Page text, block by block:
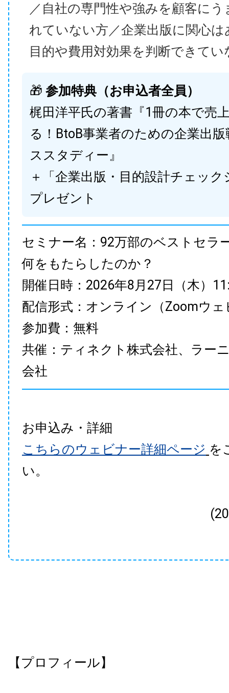
／自社の専門性や強みを顧客に
れていない方／企業出版に関心
目的や費用対効果を判断できてい
🎁 参加特典（お申込者全員）
梶田洋平氏の著書『1冊の本で売
る！BtoB事業者のための企業出
ススタディー』
＋「企業出版・目的設計チェック
プレゼント
セミナー名：92万部のベストセラ
何をもたらしたのか？
開催日時：2026年8月27日（木）
配信形式：オンライン（Zoomウェ
参加費：無料
共催：ティネクト株式会社、ラー
会社
お申込み・詳細
こちらのウェビナー詳細ページ を
い。
【プロフィール】